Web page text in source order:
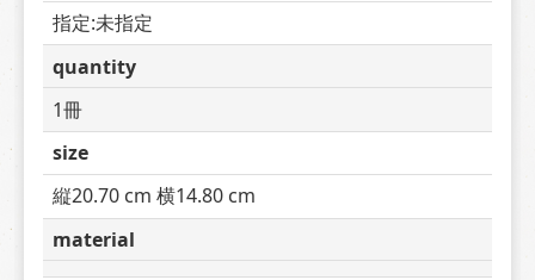
指定:未指定
quantity
1冊
size
縦20.70 cm 横14.80 cm
material